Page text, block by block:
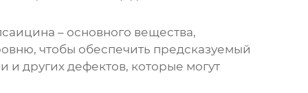
– основного вещества,
чтобы обеспечить предсказуемый
и других дефектов, которые могут